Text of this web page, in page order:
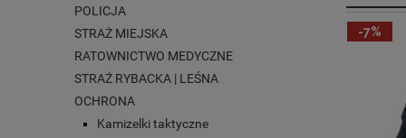
POLICJA
STRAŻ MIEJSKA
RATOWNICTWO MEDYCZNE
STRAŻ RYBACKA | LEŚNA
OCHRONA
Kamizelki taktyczne
-7%